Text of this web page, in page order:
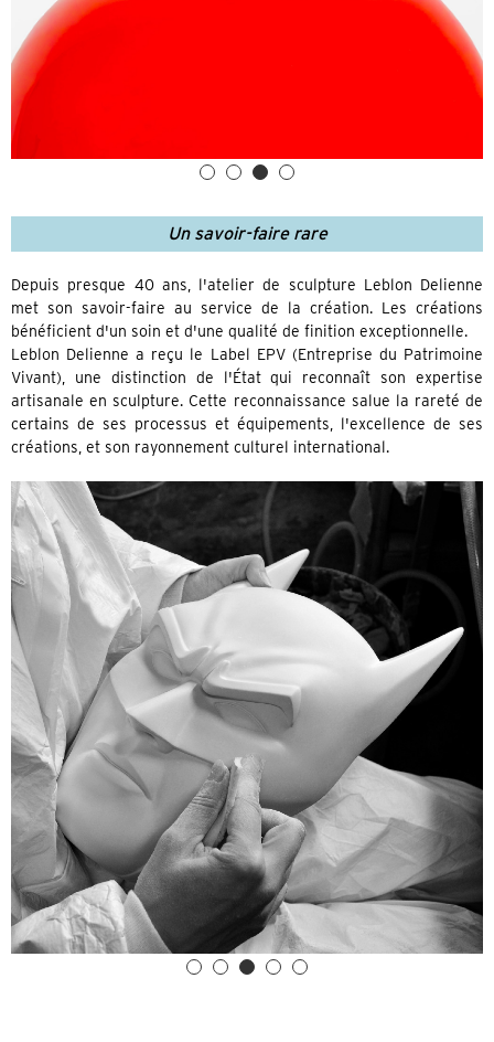
Un savoir-faire rare
Depuis presque 40 ans, l'atelier de sculpture Leblon Delienne
met son savoir-faire au service de la création. Les créations
bénéficient d'un soin et d'une qualité de finition exceptionnelle.
Leblon Delienne a reçu le Label EPV (Entreprise du Patrimoine
Vivant), une distinction de l'État qui reconnaît son expertise
artisanale en sculpture. Cette reconnaissance salue la rareté de
certains de ses processus et équipements, l'excellence de ses
créations, et son rayonnement culturel international.